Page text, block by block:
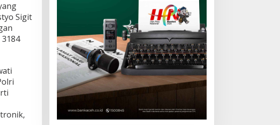
Sigit